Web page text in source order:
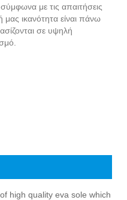
με τις απαιτήσεις
ικανότητα είναι πάνω
σε υψηλή
με επένδυση για
high quality eva sole which